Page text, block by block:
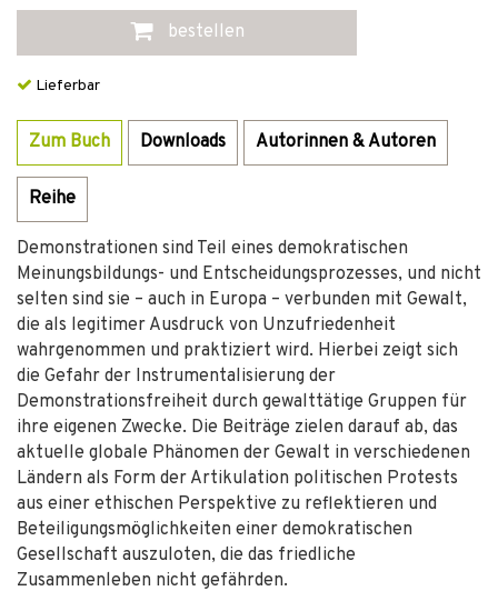
bestellen
Lieferbar
Zum Buch Downloads Autorinnen & Autoren
Reihe
Demonstrationen sind Teil eines demokratischen
Meinungsbildungs- und Entscheidungsprozesses, und nicht
selten sind sie – auch in Europa – verbunden mit Gewalt,
die als legitimer Ausdruck von Unzufriedenheit
wahrgenommen und praktiziert wird. Hierbei zeigt sich
die Gefahr der Instrumentalisierung der
Demonstrationsfreiheit durch gewalttätige Gruppen für
ihre eigenen Zwecke. Die Beiträge zielen darauf ab, das
aktuelle globale Phänomen der Gewalt in verschiedenen
Ländern als Form der Artikulation politischen Protests
aus einer ethischen Perspektive zu reflektieren und
Beteiligungsmöglichkeiten einer demokratischen
Gesellschaft auszuloten, die das friedliche
Zusammenleben nicht gefährden.